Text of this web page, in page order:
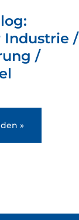
Industrie /
/
»